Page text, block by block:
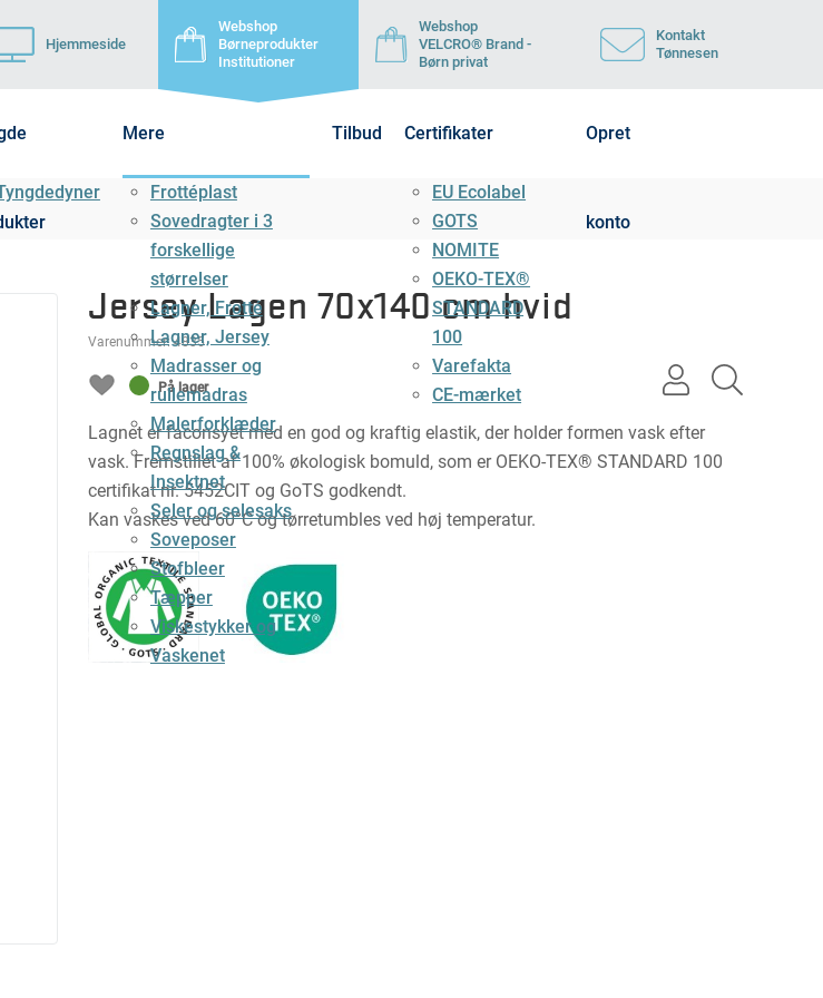
Hjemmeside
Webshop
Børneprodukter
Institutioner
Webshop
VELCRO® Brand -
Børn privat
Kontakt
Tønnesen
Mere
Frottéplast
Sovedragter i 3
forskellige
størrelser
Lagner, Frotté
Lagner, Jersey
Madrasser og
rullemadras
Malerforklæder
Regnslag &
Insektnet
Seler og selesaks
Soveposer
Stofbleer
Tæpper
Viskestykker og
Vaskenet
Tilbud Certifikater
EU Ecolabel
GOTS
NOMITE
OEKO-TEX®
STANDARD
100
Varefakta
CE-mærket
Opret
konto
user
Jersey Lagen 70x140 cm hvid
Varenummer:4835
På lager
Lagnet er faconsyet med en god og kraftig elastik, der holder formen vask efter
vask. Fremstillet af 100% økologisk bomuld, som er OEKO-TEX® STANDARD 100
certifikat nr. 5452CIT og GoTS godkendt.
Kan vaskes ved 60°C og tørretumbles ved høj temperatur.